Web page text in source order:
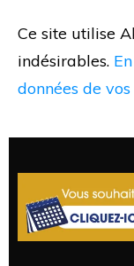
Ce site utilise
indésirables.
données de